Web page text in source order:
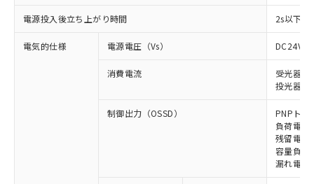
電源投入後立ち上がり時間 2s以下(
電気的仕様 電源電圧（Vs）
消費電流
受光器:
投光器:
制御出力（OSSD）
PNPトラ
負荷電流
残留電圧
容量負荷
漏れ電流